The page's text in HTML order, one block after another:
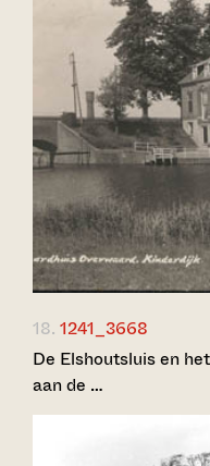
18. 1241_3668
De Elshoutsluis en
aan de …